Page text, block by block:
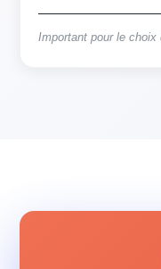
Important pour le